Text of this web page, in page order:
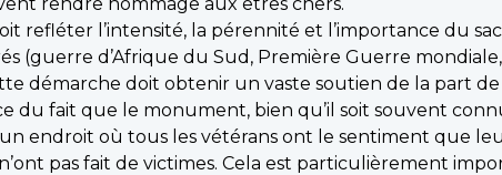
refléter l’intensité, la pérennité et l’importance du
(guerre d’Afrique du Sud, Première Guerre
démarche doit obtenir un vaste soutien de la part
du fait que le monument, bien qu’il soit souvent
endroit où tous les vétérans ont le sentiment que
pas fait de victimes. Cela est particulièrement